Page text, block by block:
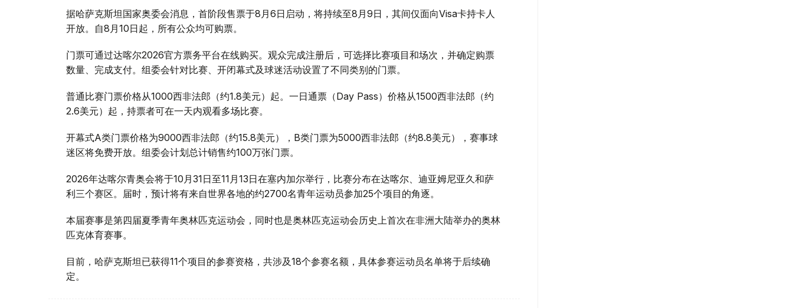
据哈萨克斯坦国家奥委会消息，首阶段售票于8月6日启动，将持续至8月9日，其间仅面向Visa卡持卡人
开放。自8月10日起，所有公众均可购票。
门票可通过达喀尔2026官方票务平台在线购买。观众完成注册后，可选择比赛项目和场次，并确定购票
数量、完成支付。组委会针对比赛、开闭幕式及球迷活动设置了不同类别的门票。
普通比赛门票价格从1000西非法郎（约1.8美元）起。一日通票（Day Pass）价格从1500西非法郎（约
2.6美元）起，持票者可在一天内观看多场比赛。
开幕式A类门票价格为9000西非法郎（约15.8美元），B类门票为5000西非法郎（约8.8美元），赛事球
迷区将免费开放。组委会计划总计销售约100万张门票。
2026年达喀尔青奥会将于10月31日至11月13日在塞内加尔举行，比赛分布在达喀尔、迪亚姆尼亚久和萨
利三个赛区。届时，预计将有来自世界各地的约2700名青年运动员参加25个项目的角逐。
本届赛事是第四届夏季青年奥林匹克运动会，同时也是奥林匹克运动会历史上首次在非洲大陆举办的奥林
匹克体育赛事。
目前，哈萨克斯坦已获得11个项目的参赛资格，共涉及18个参赛名额，具体参赛运动员名单将于后续确
定。